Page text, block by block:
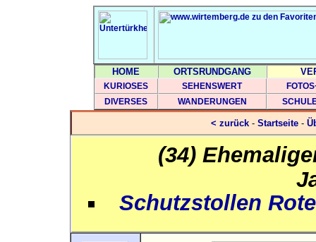
HOME ORTSRUNDGANG
KURIOSES SEHENSWERT
DIVERSES
WANDERUNGEN
< zurück - Startseite-
(34)
Schutzstollen